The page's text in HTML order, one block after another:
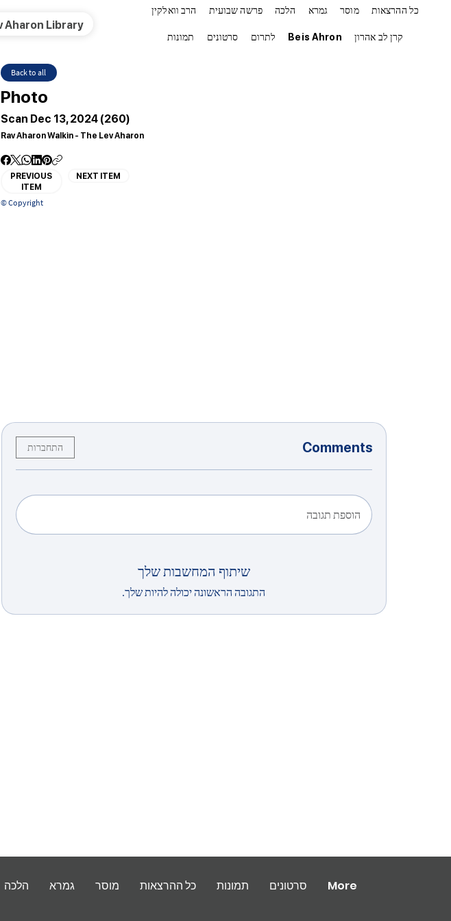
הרב וואלקין פרשה שבועית הלכה גמרא מוסר כל ההרצאות
תמונות סרטונים לתרום Beis Ahron קרן לב אהרון
Back to all
Photo
Scan Dec 13, 2024 (260)
Rav Aharon Walkin - The Lev Aharon
PREVIOUS
ITEM
NEXT ITEM
© Copyright
Comments התחברות
הוספת תגובה
שיתוף המחשבות שלך
התגובה הראשונה יכולה להיות שלך.
הלכה גמרא מוסר כל ההרצאות תמונות סרטונים More